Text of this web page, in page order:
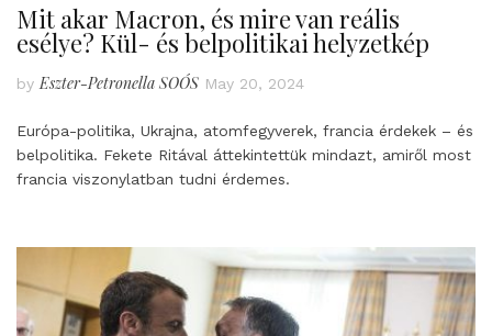
Mit akar Macron, és mire van reális
esélye? Kül- és belpolitikai helyzetkép
by Eszter-Petronella SOÓS May 20, 2024
Európa-politika, Ukrajna, atomfegyverek, francia érdekek – és
belpolitika. Fekete Ritával áttekintettük mindazt, amiről most
francia viszonylatban tudni érdemes.